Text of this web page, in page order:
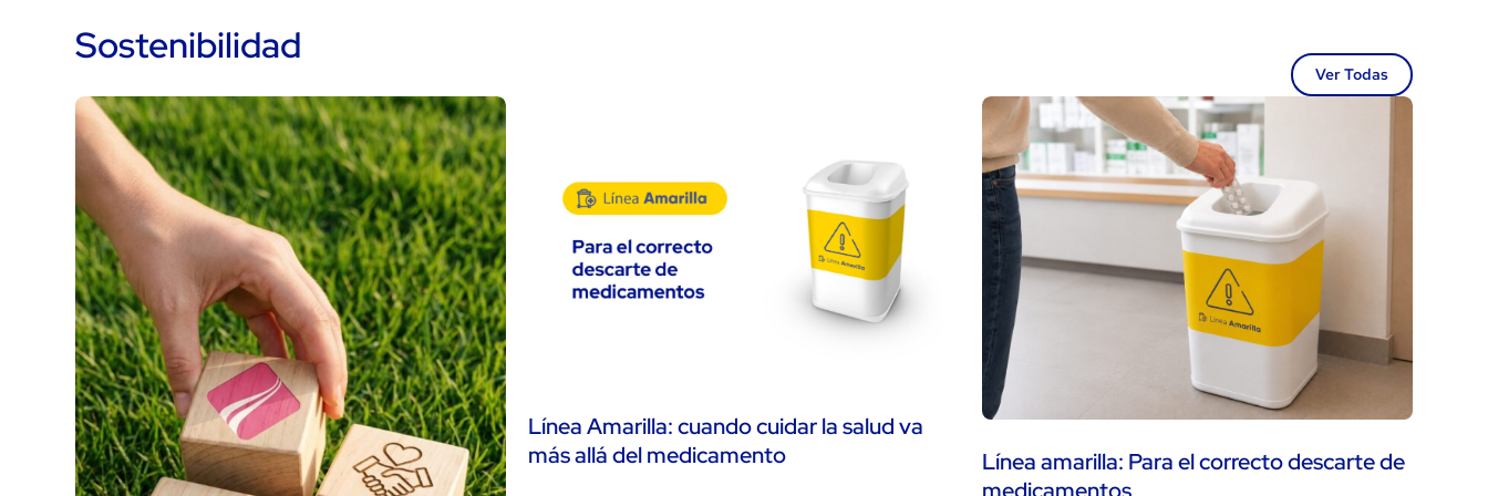
Sostenibilidad
Ver Todas
Línea Amarilla: cuando cuidar la salud va
más allá del medicamento
Línea amarilla: Para el correcto descarte de